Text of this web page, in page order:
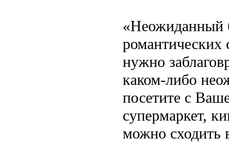
«Неожиданный
романтических
нужно
каком-либо
посетите с
супермаркет,
можно сходить